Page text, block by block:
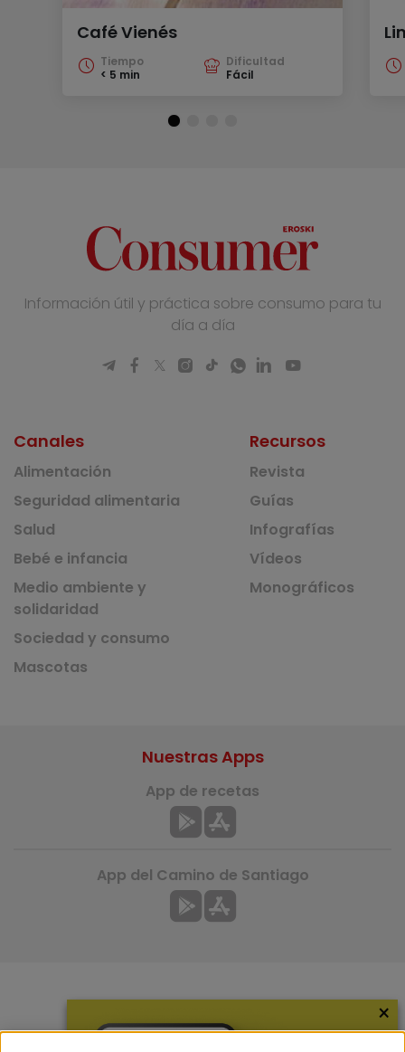
Café Vienés
Tiempo
< 5 min
Dificultad
Fácil
Información útil y práctica sobre consumo para tu
día a día
Canales
Alimentación
Seguridad alimentaria
Salud
Bebé e infancia
Medio ambiente y
solidaridad
Sociedad y consumo
Mascotas
Recursos
Revista
Guías
Infografías
Vídeos
Monográficos
Nuestras Apps
App de recetas
App del Camino de Santiago
×